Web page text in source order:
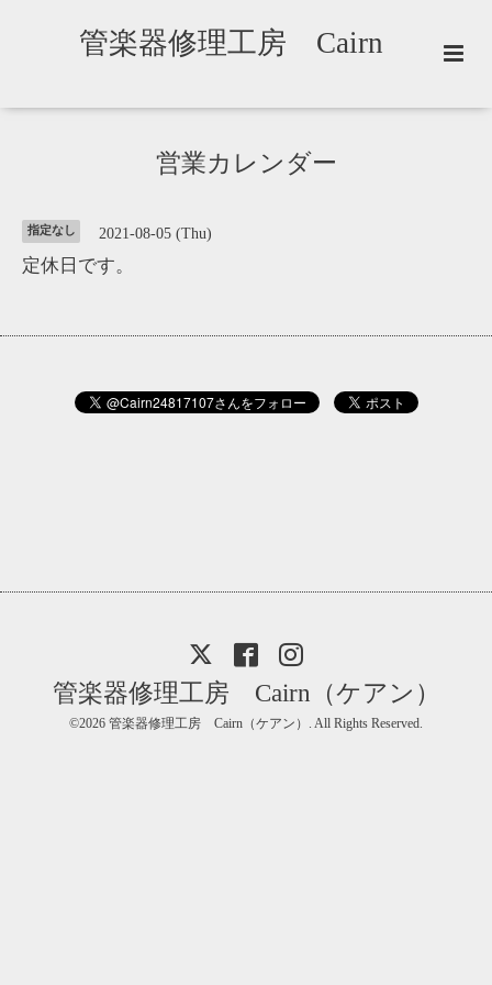
管楽器修理工房 Cairn
営業カレンダー
指定なし 2021-08-05 (Thu)
定休日です。
管楽器修理工房 Cairn（ケアン）
©2026 管楽器修理工房 Cairn（ケアン） . All Rights Reserved.